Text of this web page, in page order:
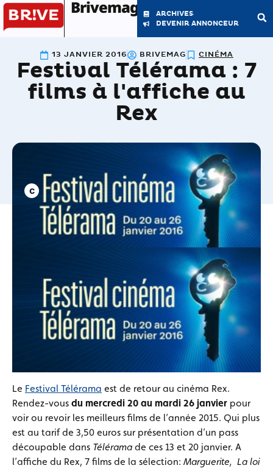
Brivemag'
ARCHIVES
DEVENIR ANNONCEUR
13 JANVIER 2016 BRIVEMAG CINÉMA
Festival Télérama : 7
films à l'affiche au
Rex
Le Festival Télérama est de retour au cinéma Rex.
Rendez-vous du mercredi 20 au mardi 26 janvier pour
voir ou revoir les meilleurs films de l’année 2015. Qui plus
est au tarif de 3,50 euros sur présentation d’un pass
découpable dans Télérama de ces 13 et 20 janvier. A
l’affiche du Rex, 7 films de la sélection: Marguerite, La loi